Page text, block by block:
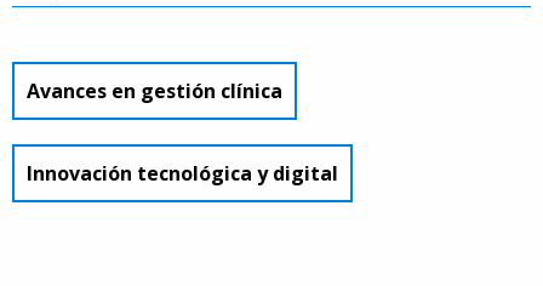
Avances en gestión clínica
Innovación tecnológica y digital